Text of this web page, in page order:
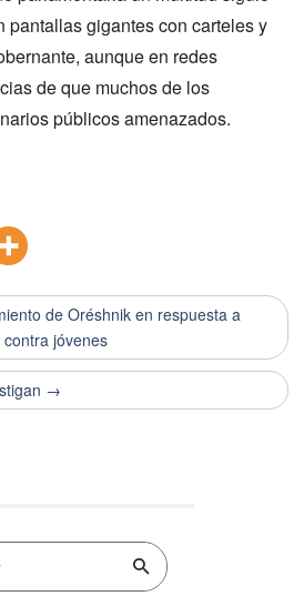
pantallas gigantes con carteles y
aunque en redes
de que muchos de los
públicos amenazados.
de Oréshnik en respuesta a
jóvenes
→